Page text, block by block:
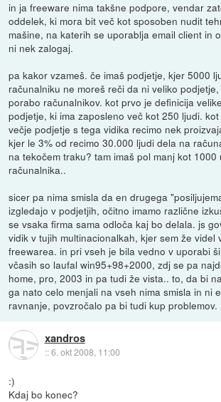
in ja freeware nima takšne podpore, vendar
oddelek, ki mora bit več kot sposoben nudit
mašine, na katerih se uporablja email client in
ni nek zalogaj.
pa kakor vzameš. če imaš podjetje, kjer 5000
računalniku ne moreš reči da ni veliko
porabo računalnikov. kot prvo je definicija
podjetje, ki ima zaposleno več kot 250 ljudi.
večje podjetje s tega vidika recimo nek
kjer le 3% od recimo 30.000 ljudi dela na
na tekočem traku? tam imaš pol manj kot
računalnika..
sicer pa nima smisla da en drugega
izgledajo v podjetjih, očitno imamo različne
se vsaka firma sama odloča kaj bo delala. js
vidik v tujih multinacionalkah, kjer sem že videl
freewarea. in pri vseh je bila vedno v uporabi
včasih so laufal win95+98+2000, zdj se pa
home, pro, 2003 in pa tudi že vista.. to, da bi
ga nato celo menjali na vseh nima smisla in ni
ravnanje, povzročalo pa bi tudi kup problemov.
xandros
::6. okt 2008, 11:00
:)
Kdaj bo konec?